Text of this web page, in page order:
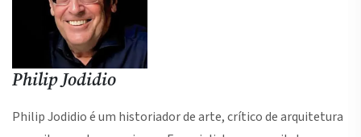
Philip Jodidio
Philip Jodidio é um historiador de arte, crítico de arquitetura